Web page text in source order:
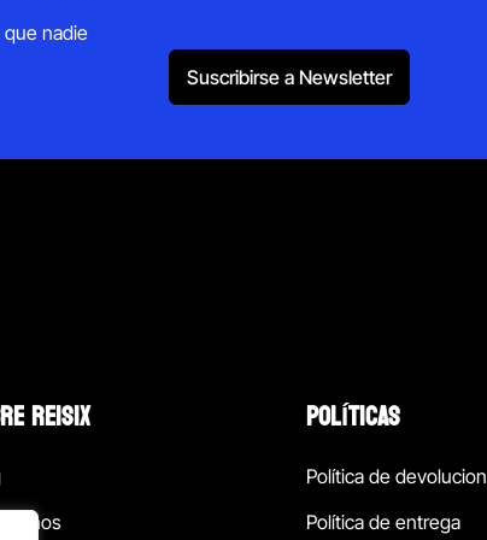
nadie
Suscribirse a Newsletter
REISIX POLÍTICAS
Política de devolucion
Política de entrega